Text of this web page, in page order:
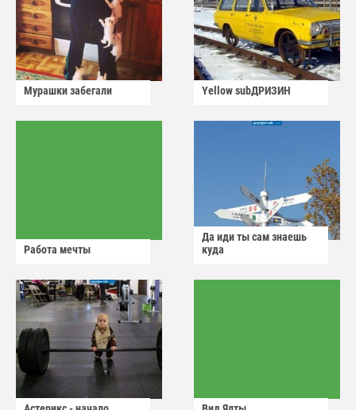
Мурашки забегали Yellow subДРИЗИН
Работа мечты
Да иди ты сам знаешь
куда